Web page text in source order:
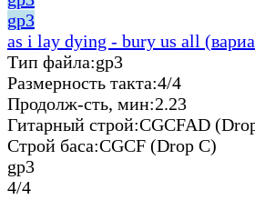
gp3
as i lay dying - bury us all
Тип файла:gp3
Размерность такта:4/4
Продолж-сть, мин:2.23
Гитарный строй:CGCFAD
Строй баса:CGCF (Drop C)
gp3
4/4